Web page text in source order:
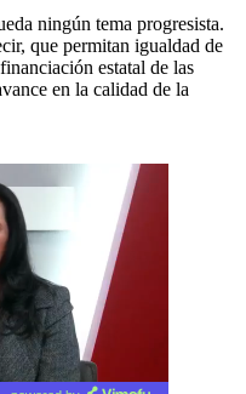
ningún tema progresista.
que permitan igualdad de
estatal de las
en la calidad de la